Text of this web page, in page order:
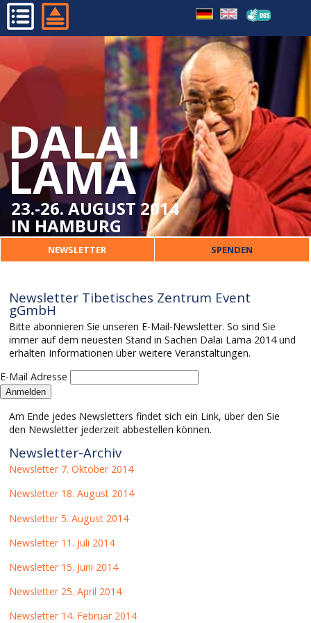
DALAI
LAMA
23.-26. AUGUST 2014
IN HAMBURG
PROGRAMM
ORGANISATORISCHES
VERANSTALTER
PRESSE
KONTAKT
NEWSLETTER SPENDEN
Newsletter Tibetisches Zentrum Event
gGmbH
Bitte abonnieren Sie unseren E-Mail-Newsletter. So sind Sie
immer auf dem neuesten Stand in Sachen Dalai Lama 2014 und
erhalten Informationen über weitere Veranstaltungen.
E-Mail Adresse
Am Ende jedes Newsletters findet sich ein Link, über den Sie
den Newsletter jederzeit abbestellen können.
Newsletter-Archiv
Newsletter 7. Oktober 2014
Newsletter 18. August 2014
Newsletter 5. August 2014
Newsletter 11. Juli 2014
Newsletter 15. Juni 2014
Newsletter 25. April 2014
Newsletter 14. Februar 2014